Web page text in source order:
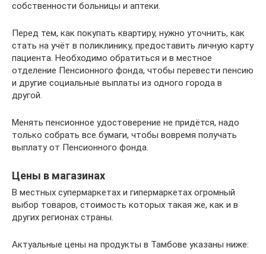
собственности больницы и аптеки.
Перед тем, как покупать квартиру, нужно уточнить, как
стать на учёт в поликлинику, предоставить личную карту
пациента. Необходимо обратиться и в местное
отделение Пенсионного фонда, чтобы перевести пенсию
и другие социальные выплаты из одного города в
другой.
Менять пенсионное удостоверение не придётся, надо
только собрать все бумаги, чтобы вовремя получать
выплату от Пенсионного фонда.
Цены в магазинах
В местных супермаркетах и гипермаркетах огромный
выбор товаров, стоимость которых такая же, как и в
других регионах страны.
Актуальные цены на продукты в Тамбове указаны ниже: